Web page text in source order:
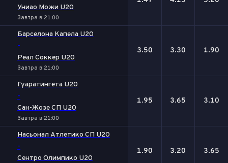
Униао Можи U20
Завтра в 21:00
Барселона Капела U20
-
Реал Соккер U20
Завтра в 21:00
3.50 3.30 1.90
Гуаратингета U20
-
Сан-Жозе СП U20
Завтра в 21:00
1.95 3.65 3.10
Насьонал Атлетико СП U20
-
Сентро Олимпико U20
1.90 3.20 3.65